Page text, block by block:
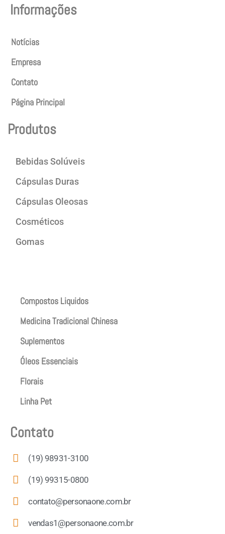
Informações
Notícias
Empresa
Contato
Página Principal
Produtos
Bebidas Solúveis
Cápsulas Duras
Cápsulas Oleosas
Cosméticos
Gomas
Compostos Liquidos
Medicina Tradicional Chinesa
Suplementos
Óleos Essenciais
Florais
Linha Pet
Contato
(19) 98931-3100
(19) 99315-0800
contato@personaone.com.br
vendas1@personaone.com.br